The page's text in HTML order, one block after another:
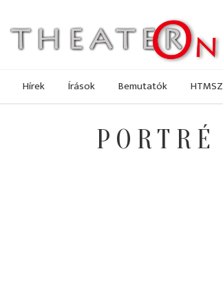
Hírek Írások Bemutatók HTMSZ
PORTRÉ